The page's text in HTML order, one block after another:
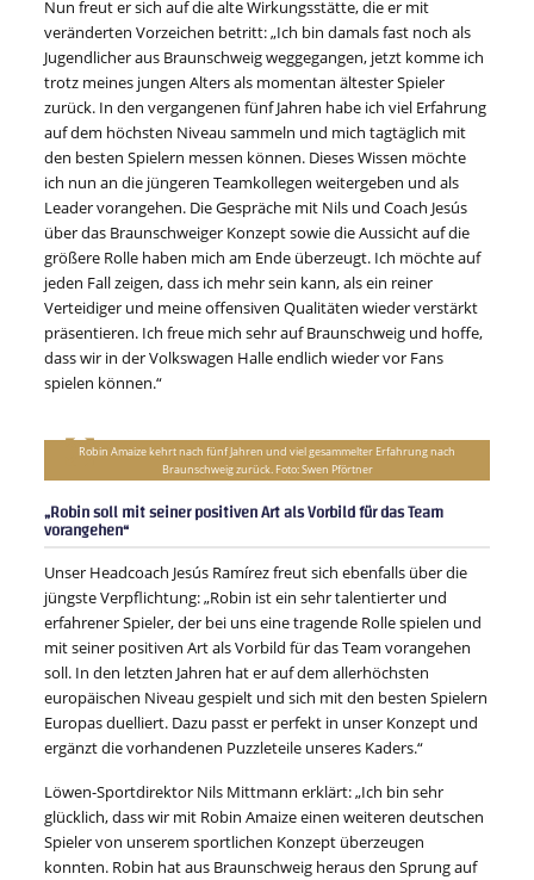
Nun freut er sich auf die alte Wirkungsstätte, die er mit
veränderten Vorzeichen betritt: „Ich bin damals fast noch als
Jugendlicher aus Braunschweig weggegangen, jetzt komme ich
trotz meines jungen Alters als momentan ältester Spieler
zurück. In den vergangenen fünf Jahren habe ich viel Erfahrung
auf dem höchsten Niveau sammeln und mich tagtäglich mit
den besten Spielern messen können. Dieses Wissen möchte
ich nun an die jüngeren Teamkollegen weitergeben und als
Leader vorangehen. Die Gespräche mit Nils und Coach Jesús
über das Braunschweiger Konzept sowie die Aussicht auf die
größere Rolle haben mich am Ende überzeugt. Ich möchte auf
jeden Fall zeigen, dass ich mehr sein kann, als ein reiner
Verteidiger und meine offensiven Qualitäten wieder verstärkt
präsentieren. Ich freue mich sehr auf Braunschweig und hoffe,
dass wir in der Volkswagen Halle endlich wieder vor Fans
spielen können.“
Robin Amaize kehrt nach fünf Jahren und viel gesammelter Erfahrung nach
Braunschweig zurück. Foto: Swen Pförtner
„Robin soll mit seiner positiven Art als Vorbild für das Team
vorangehen“
Unser Headcoach Jesús Ramírez freut sich ebenfalls über die
jüngste Verpflichtung: „Robin ist ein sehr talentierter und
erfahrener Spieler, der bei uns eine tragende Rolle spielen und
mit seiner positiven Art als Vorbild für das Team vorangehen
soll. In den letzten Jahren hat er auf dem allerhöchsten
europäischen Niveau gespielt und sich mit den besten Spielern
Europas duelliert. Dazu passt er perfekt in unser Konzept und
ergänzt die vorhandenen Puzzleteile unseres Kaders.“
Löwen-Sportdirektor Nils Mittmann erklärt: „Ich bin sehr
glücklich, dass wir mit Robin Amaize einen weiteren deutschen
Spieler von unserem sportlichen Konzept überzeugen
konnten. Robin hat aus Braunschweig heraus den Sprung auf